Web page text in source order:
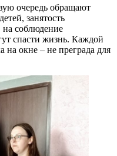
очередь обращают
занятость
на соблюдение
спасти жизнь. Каждой
на окне – не преграда для